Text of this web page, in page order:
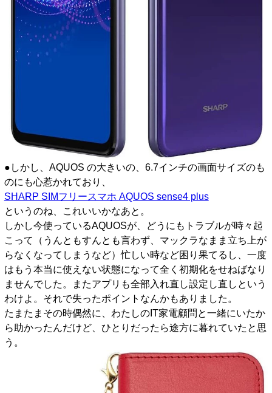
●しかし、AQUOS の大きいの、6.7インチの画面サイズのも
のにも心惹かれており、
SHARP SIMフリースマホ AQUOS sense4 plus
というのね、これいいかなあと。
しかし今使っているAQUOSが、どうにもトラブルが時々起
こって（うんともすんとも言わず、マックラなまま立ち上が
らなくなってしまうなど）忙しい時など困り果てるし、一度
はもう本当に使えない状態になって全く初期化をせねばなり
ませんでした。またアプリも全部入れ直し設定し直しという
わけよ。それで失ったポイントなんかもありました。
たまたまその時偶然に、わたしのIT家電顧問と一緒にいたか
ら助かったんだけど、ひとりだったら途方に暮れていたと思
う。